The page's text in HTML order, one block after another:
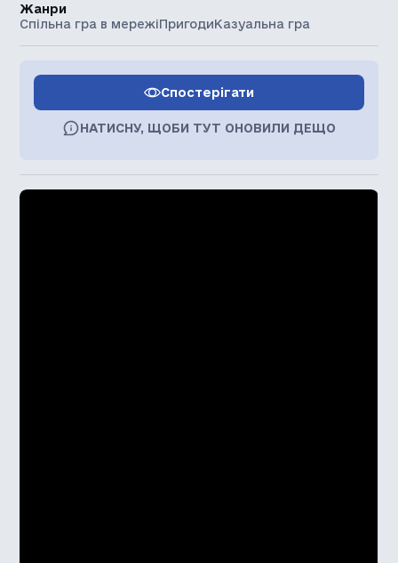
Жанри
Спільна гра в мережіПригодиКазуальна гра
Спостерігати
НАТИСНУ, ЩОБИ ТУТ ОНОВИЛИ ДЕЩО